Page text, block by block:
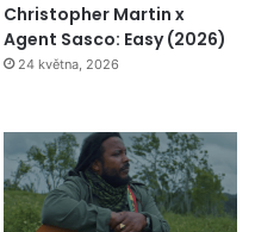
Christopher Martin x
Agent Sasco: Easy (2026)
24 května, 2026